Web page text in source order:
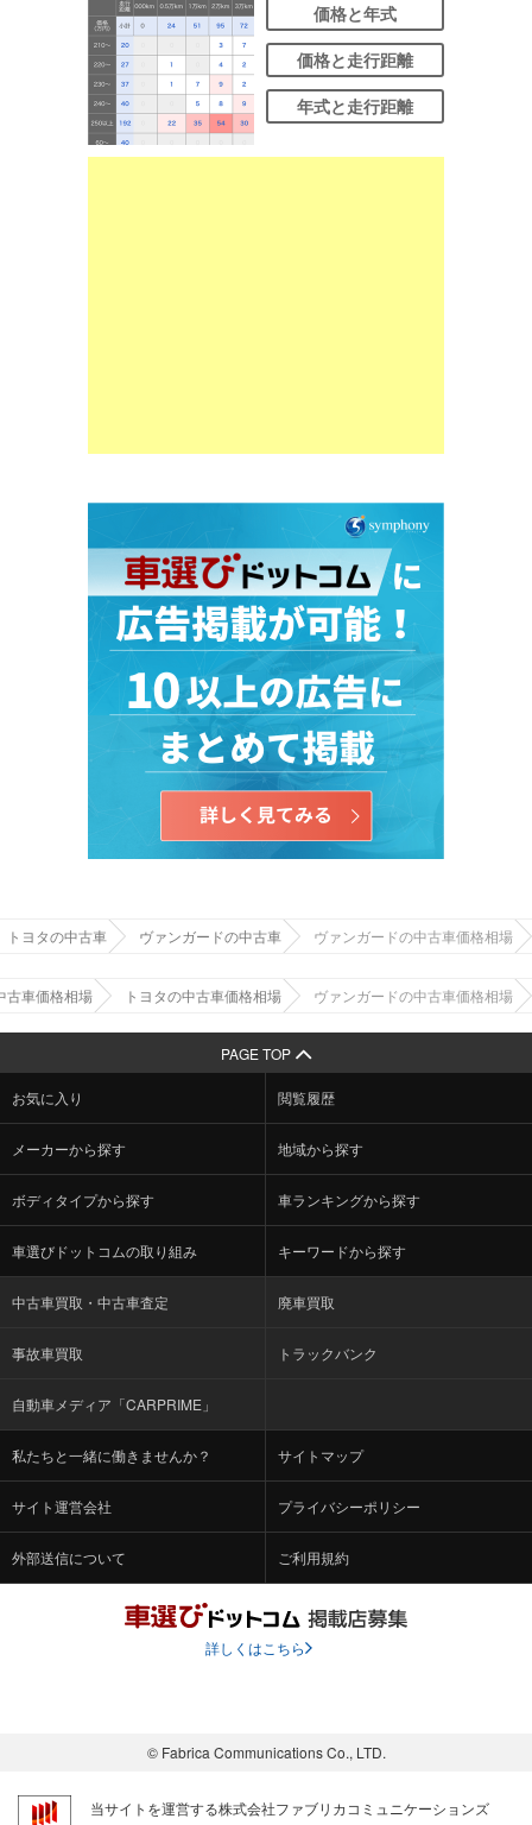
価格と年式
価格と走行距離
年式と走行距離
トヨタの中古車 ヴァンガードの中古車 ヴァンガードの中古車価格相場
古車価格相場 トヨタの中古車価格相場 ヴァンガードの中古車価格相場
PAGE TOP
お気に入り 閲覧履歴
メーカーから探す 地域から探す
ボディタイプから探す 車ランキングから探す
車選びドットコムの取り組み キーワードから探す
中古車買取・中古車査定 廃車買取
事故車買取 トラックバンク
自動車メディア「CARPRIME」
私たちと一緒に働きませんか？ サイトマップ
サイト運営会社 プライバシーポリシー
外部送信について ご利用規約
詳しくはこちら
© Fabrica Communications Co., LTD.
当サイトを運営する株式会社ファブリカコミュニケーションズ